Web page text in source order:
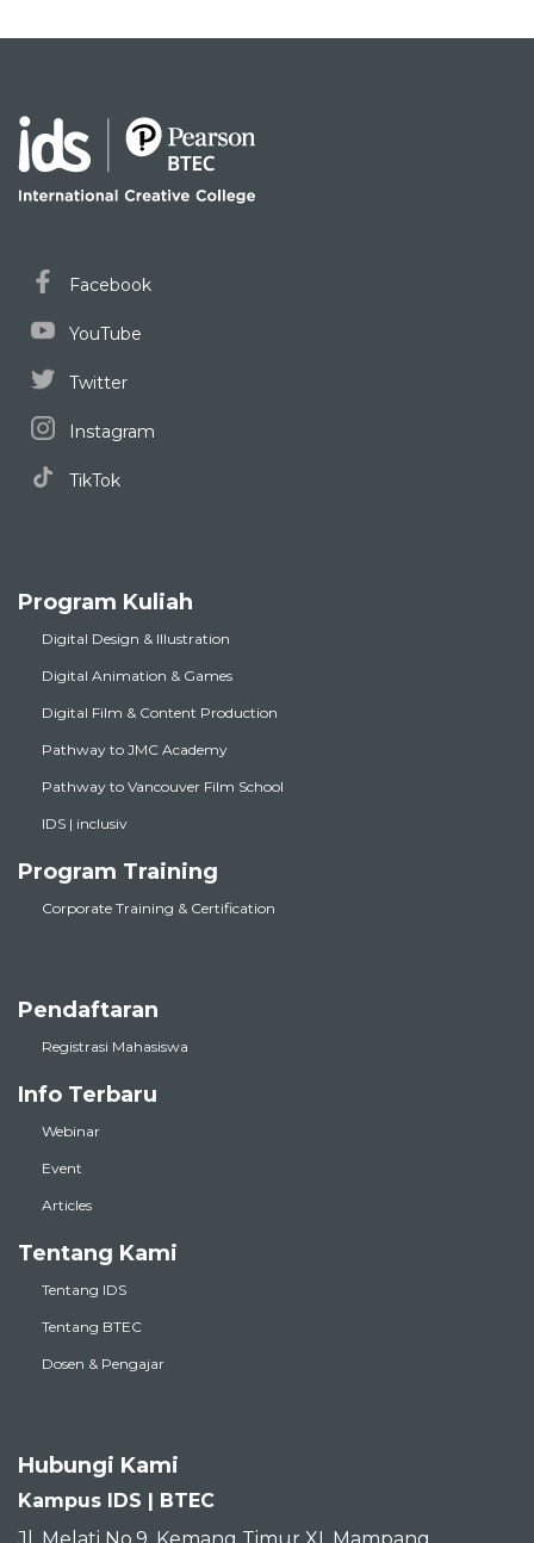
Facebook
YouTube
Twitter
Instagram
TikTok
Program Kuliah
Digital Design & Illustration
Digital Animation & Games
Digital Film & Content Production
Pathway to JMC Academy
Pathway to Vancouver Film School
IDS | inclusiv
Program Training
Corporate Training & Certification
Pendaftaran
Registrasi Mahasiswa
Info Terbaru
Webinar
Event
Articles
Tentang Kami
Tentang IDS
Tentang BTEC
Dosen & Pengajar
Hubungi Kami
Kampus IDS | BTEC
Jl. Melati No.9, Kemang Timur XI, Mampang